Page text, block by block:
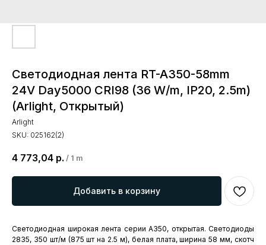
Светодиодная лента RT-A350-58mm
24V Day5000 CRI98 (36 W/m, IP20, 2.5m)
(Arlight, Открытый)
Arlight
SKU: 025162(2)
4 773,04 р. / 1 m
Добавить в корзину
Светодиодная широкая лента серии A350, открытая. Светодиоды
2835, 350 шт/м (875 шт на 2.5 м), белая плата, ширина 58 мм, скотч